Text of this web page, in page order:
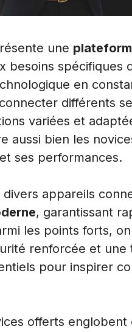
une
besoins spécifiques
en
différents
variées et
aussi bien les
ses performances.
appareils
, garantissant
les points forts,
renforcée et
pour inspirer
offerts